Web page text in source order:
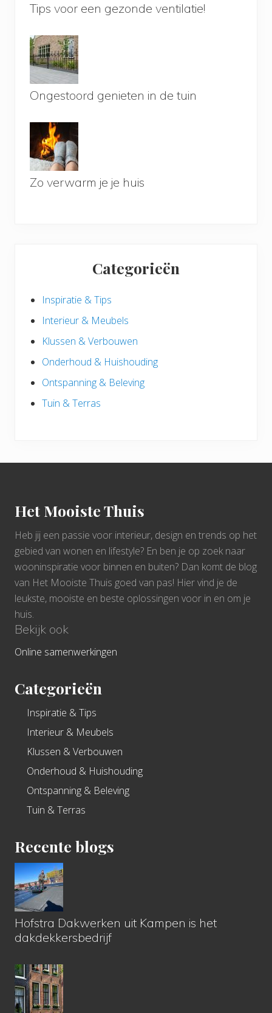
Tips voor een gezonde ventilatie!
Ongestoord genieten in de tuin
Zo verwarm je je huis
Categorieën
Inspiratie & Tips
Interieur & Meubels
Klussen & Verbouwen
Onderhoud & Huishouding
Ontspanning & Beleving
Tuin & Terras
Het Mooiste Thuis
Heb jij een passie voor interieur, design en trends op het
gebied van wonen en lifestyle? En ben je op zoek naar
wooninspiratie voor binnen en buiten? Dan komt de blog
van Het Mooiste Thuis goed van pas! Hier vind je de
leukste, mooiste en beste oplossingen voor in en om je
huis.
Bekijk ook
Online samenwerkingen
Categorieën
Inspiratie & Tips
Interieur & Meubels
Klussen & Verbouwen
Onderhoud & Huishouding
Ontspanning & Beleving
Tuin & Terras
Recente blogs
Hofstra Dakwerken uit Kampen is het
dakdekkersbedrijf